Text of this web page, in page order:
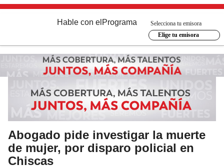
Hable con el Programa
Selecciona tu emisora
Elige tu emisora
Abogado pide investigar la muerte
de mujer, por disparo policial en
Chiscas